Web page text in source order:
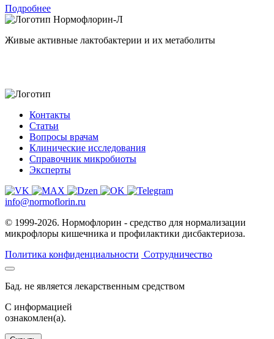
Подробнее
Нормофлорин-Л
Живые активные лактобактерии и их метаболиты
Контакты
Статьи
Вопросы врачам
Клинические исследования
Справочник микробиоты
Эксперты
info@normoflorin.ru
© 1999-2026. Нормофлорин - средство для нормализации
микрофлоры кишечника и профилактики дисбактериоза.
Политика конфиденциальности Сотрудничество
Бад. не является лекарственным средством
C информацией
ознакомлен(а).